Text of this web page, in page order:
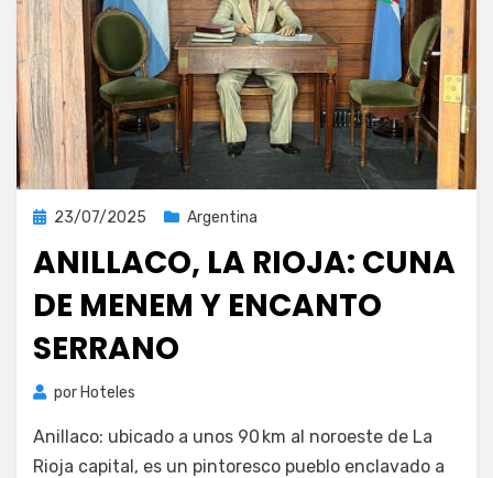
Publicada
23/07/2025 Argentina
ANILLACO, LA RIOJA: CUNA
DE MENEM Y ENCANTO
SERRANO
por Hoteles
Anillaco: ubicado a unos 90 km al noroeste de La
Rioja capital, es un pintoresco pueblo enclavado a